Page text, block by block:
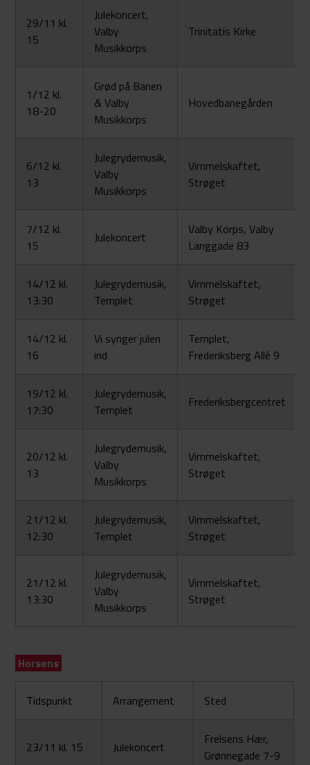
29/11 kl.
15
Julekoncert,
Valby
Musikkorps
Trinitatis Kirke
1/12 kl.
18-20
Grød på Banen
& Valby
Musikkorps
Hovedbanegården
6/12 kl.
13
Julegrydemusik,
Valby
Musikkorps
Vimmelskaftet,
Strøget
7/12 kl.
15
Julekoncert
Valby Korps, Valby
Langgade 83
14/12 kl.
13:30
Julegrydemusik,
Templet
Vimmelskaftet,
Strøget
14/12 kl.
16
Vi synger julen
ind
Templet,
Frederiksberg Allé 9
19/12 kl.
17:30
Julegrydemusik,
Templet
Frederiksbergcentret
20/12 kl.
13
Julegrydemusik,
Valby
Musikkorps
Vimmelskaftet,
Strøget
21/12 kl.
12:30
Julegrydemusik,
Templet
Vimmelskaftet,
Strøget
21/12 kl.
13:30
Julegrydemusik,
Valby
Musikkorps
Vimmelskaftet,
Strøget
Horsens
Tidspunkt Arrangement Sted
23/11 kl. 15 Julekoncert
Frelsens Hær,
Grønnegade 7-9